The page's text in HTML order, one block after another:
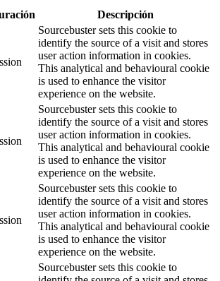
Descripción
Sourcebuster sets this cookie to
identify the source of a visit and stores
user action information in cookies.
This analytical and behavioural cookie
is used to enhance the visitor
experience on the website.
Sourcebuster sets this cookie to
identify the source of a visit and stores
user action information in cookies.
This analytical and behavioural cookie
is used to enhance the visitor
experience on the website.
Sourcebuster sets this cookie to
identify the source of a visit and stores
user action information in cookies.
This analytical and behavioural cookie
is used to enhance the visitor
experience on the website.
Sourcebuster sets this cookie to